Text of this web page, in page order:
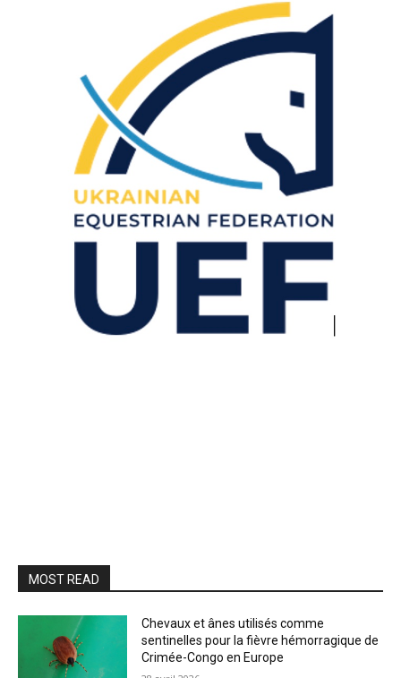
MOST READ
Chevaux et ânes utilisés comme
sentinelles pour la fièvre hémorragique de
Crimée-Congo en Europe